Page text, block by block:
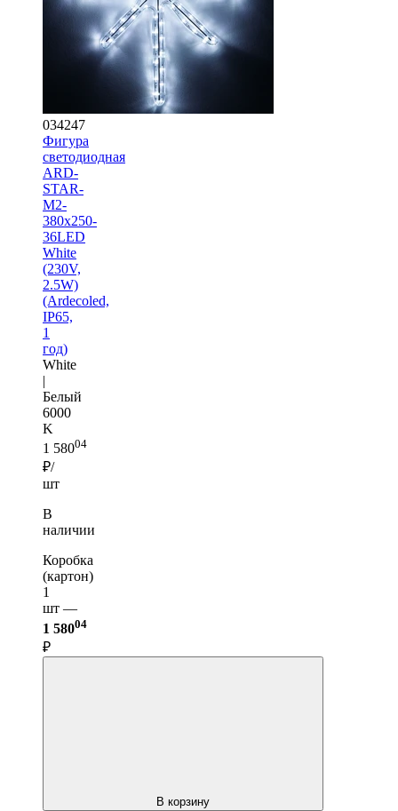
034247
Фигура
cветодиодная
ARD-
STAR-
M2-
380x250-
36LED
White
(230V,
2.5W)
(Ardecoled,
IP65,
1
год)
White
|
Белый
6000
K
1 58004
₽/
шт
В
наличии
Коробка
(картон)
1
шт —
1 58004
₽
В корзину